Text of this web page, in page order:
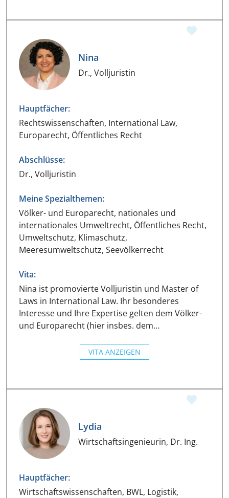
Nina
Dr., Volljuristin
Hauptfächer:
Rechtswissenschaften, International Law,
Europarecht, Öffentliches Recht
Abschlüsse:
Dr., Volljuristin
Meine Spezialthemen:
Völker- und Europarecht, nationales und
internationales Umweltrecht, Öffentliches Recht,
Umweltschutz, Klimaschutz,
Meeresumweltschutz, Seevölkerrecht
Vita:
Nina ist promovierte Volljuristin und Master of
Laws in International Law. Ihr besonderes
Interesse und Ihre Expertise gelten dem Völker-
und Europarecht (hier insbes. dem…
VITA ANZEIGEN
Lydia
Wirtschaftsingenieurin, Dr. Ing.
Hauptfächer:
Wirtschaftswissenschaften, BWL, Logistik,